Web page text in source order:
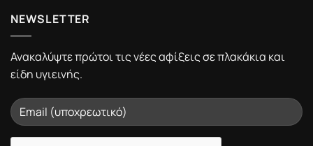
NEWSLETTER
Ανακαλύψτε πρώτοι τις νέες αφίξεις σε πλακάκια και
είδη υγιεινής.